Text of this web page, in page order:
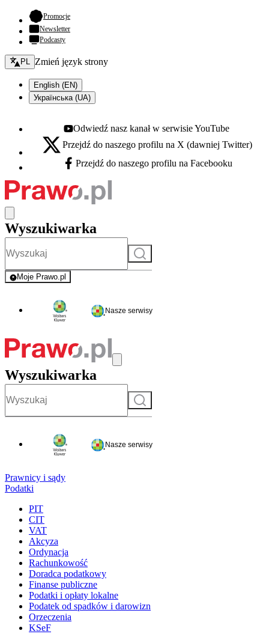
Promocje- otwiera się w nowej karcie
Newsletter
Podcasty
Zmień język - bieżący:
PL Zmień język strony
English (EN)
Українська (UA)
Youtube - otwiera się w nowej karcie
Odwiedź nasz kanał w serwisie YouTube
X - otwiera się w nowej karcie
Przejdź do naszego profilu na X (dawniej Twitter)
Facebook - otwiera się w nowej karcie
Przejdź do naszego profilu na Facebooku
Wyszukiwarka
Szukaj
Moje Prawo.pl
- rejestracja i logowanie do serwisu
Nasze serwisy
Wyszukiwarka
Szukaj
Nasze serwisy
Prawnicy i sądy
Podatki
PIT
CIT
VAT
Akcyza
Ordynacja
Rachunkowość
Doradca podatkowy
Finanse publiczne
Podatki i opłaty lokalne
Podatek od spadków i darowizn
Orzeczenia
KSeF